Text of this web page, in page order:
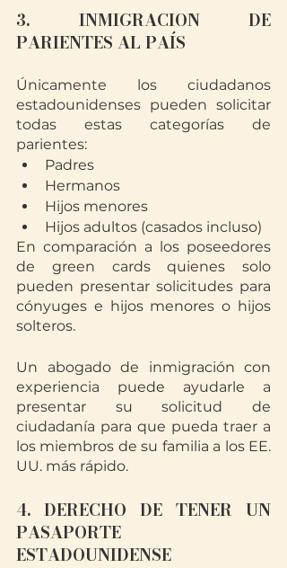
3. INMIGRACION DE
PARIENTES AL PAÍS
Únicamente los ciudadanos
estadounidenses pueden solicitar
todas estas categorías de
parientes:
Padres
Hermanos
Hijos menores
Hijos adultos (casados incluso)
En comparación a los poseedores
de green cards quienes solo
pueden presentar solicitudes para
cónyuges e hijos menores o hijos
solteros.
Un abogado de inmigración con
experiencia puede ayudarle a
presentar su solicitud de
ciudadanía para que pueda traer a
los miembros de su familia a los EE.
UU. más rápido.
4. DERECHO DE TENER UN
PASAPORTE
ESTADOUNIDENSE